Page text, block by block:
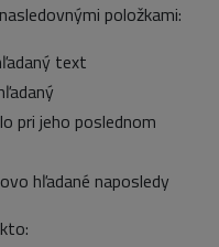
položkami:
text
pri jeho poslednom
hľadané naposledy